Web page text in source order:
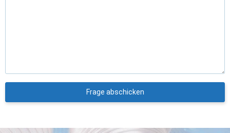
Frage abschicken